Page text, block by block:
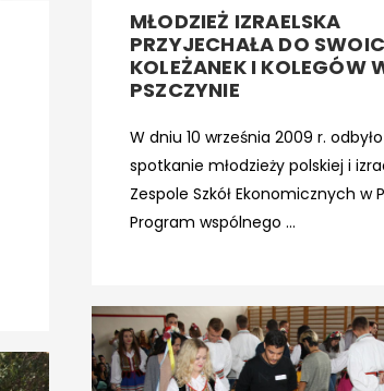
MŁODZIEŻ IZRAELSKA
PRZYJECHAŁA DO
KOLEŻANEK I KOLEGÓW
PSZCZYNIE
W dniu 10 września 2009 r.
spotkanie młodzieży polskiej i
Zespole Szkół Ekonomicznych w
Program wspólnego ...